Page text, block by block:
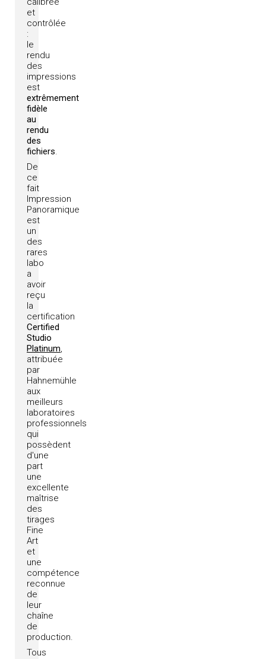
et
contrôlée
:
le
rendu
des
impressions
est
extrêmement
fidèle
au
rendu
des
fichiers.
De
ce
fait
Impression
Panoramique
est
un
des
rares
labo
a
avoir
reçu
la
certification
Certified
Studio
Platinum,
attribuée
par
Hahnemühle
aux
meilleurs
laboratoires
professionnels
qui
possèdent
d'une
part
une
excellente
maîtrise
des
tirages
Fine
Art
et
une
compétence
reconnue
de
leur
chaîne
de
production.
Tous